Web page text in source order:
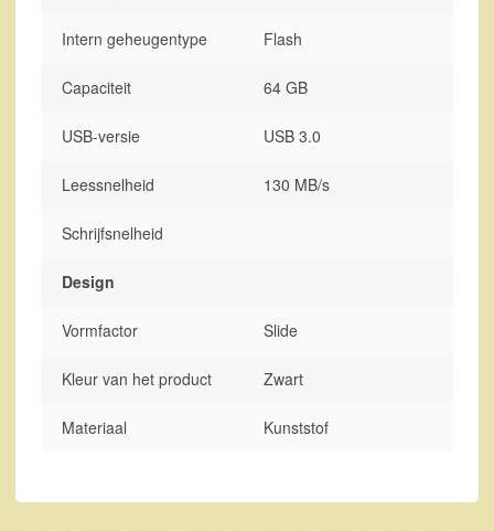
Intern geheugentype Flash
Capaciteit 64 GB
USB-versie USB 3.0
Leessnelheid 130 MB/s
Schrijfsnelheid
Design
Vormfactor Slide
Kleur van het product Zwart
Materiaal Kunststof